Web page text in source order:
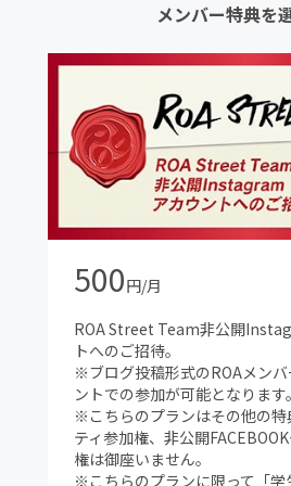
メンバー特典を
500円/月
ROA Street Team非公開
トへのご招待。
※ブログ投稿形式のROAメン
ントでの参加が可能となります。
※こちらのプランはその他の特
ティ参加権、非公開
権は御座いません。
※こちらのプランに限って「学